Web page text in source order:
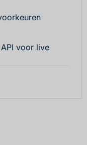
voor live